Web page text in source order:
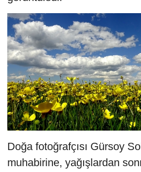
Doğa fotoğrafçısı Gürsoy
muhabirine, yağışlardan